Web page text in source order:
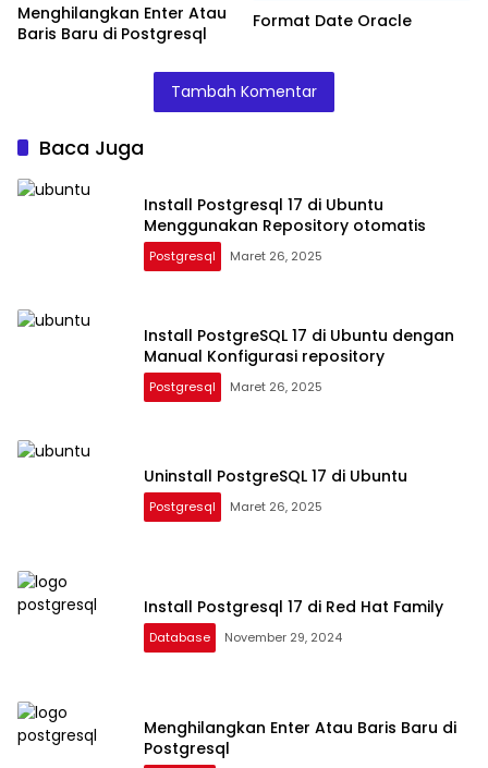
Menghilangkan Enter Atau
Baris Baru di Postgresql
Format Date Oracle
Tambah Komentar
Baca Juga
Install Postgresql 17 di Ubuntu
Menggunakan Repository otomatis
Postgresql Maret 26, 2025
Install PostgreSQL 17 di Ubuntu dengan
Manual Konfigurasi repository
Postgresql Maret 26, 2025
Uninstall PostgreSQL 17 di Ubuntu
Postgresql Maret 26, 2025
Install Postgresql 17 di Red Hat Family
Database November 29, 2024
Menghilangkan Enter Atau Baris Baru di
Postgresql